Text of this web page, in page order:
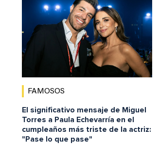
FAMOSOS
El significativo mensaje de Miguel
Torres a Paula Echevarría en el
cumpleaños más triste de la actriz:
"Pase lo que pase"